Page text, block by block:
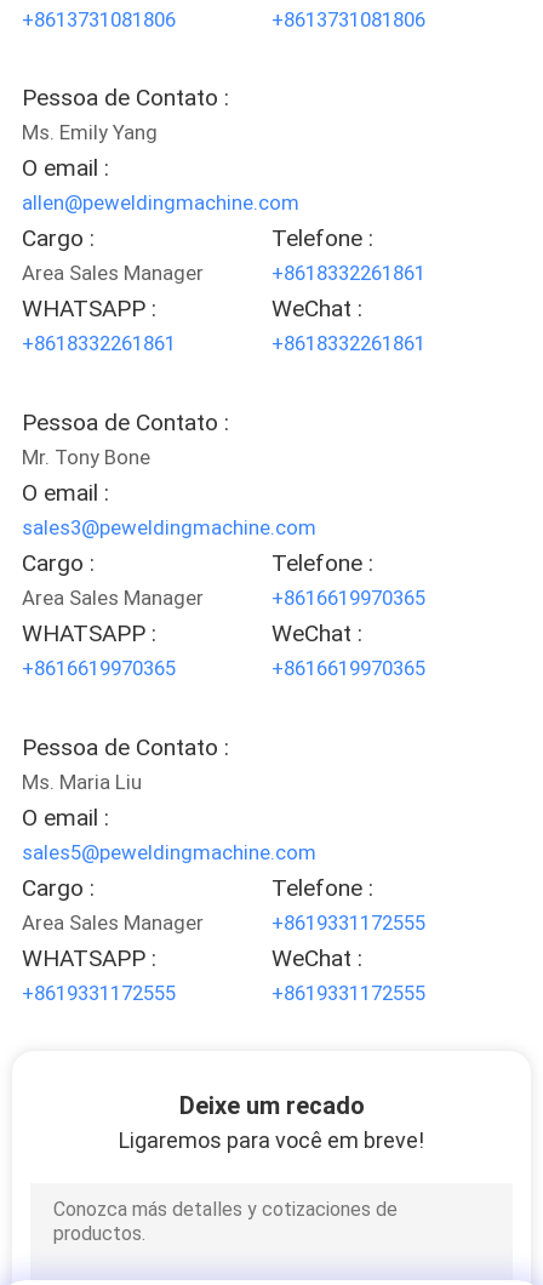
+8613731081806 +8613731081806
Pessoa de Contato :
Ms. Emily Yang
O email :
allen@peweldingmachine.com
Cargo :
Area Sales Manager
Telefone :
+8618332261861
WHATSAPP :
+8618332261861
WeChat :
+8618332261861
Pessoa de Contato :
Mr. Tony Bone
O email :
sales3@peweldingmachine.com
Cargo :
Area Sales Manager
Telefone :
+8616619970365
WHATSAPP :
+8616619970365
WeChat :
+8616619970365
Pessoa de Contato :
Ms. Maria Liu
O email :
sales5@peweldingmachine.com
Cargo :
Area Sales Manager
Telefone :
+8619331172555
WHATSAPP :
+8619331172555
WeChat :
+8619331172555
Deixe um recado
Ligaremos para você em breve!